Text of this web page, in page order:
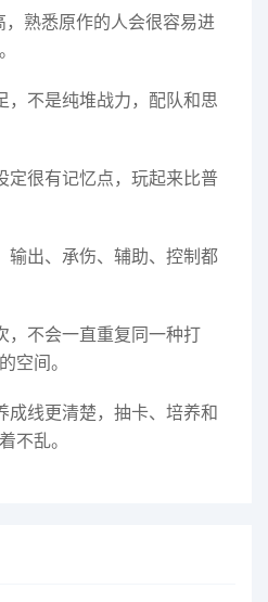
，熟悉原作的人会很容易进
，不是纯堆战力，配队和思
定很有记忆点，玩起来比普
输出、承伤、辅助、控制都
，不会一直重复同一种打
空间。
成线更清楚，抽卡、培养和
不乱。